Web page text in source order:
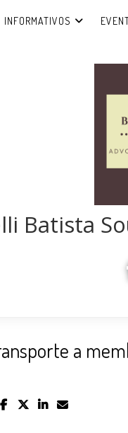
INFORMATIVOS
Batista
a